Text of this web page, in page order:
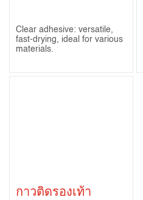
Clear adhesive: versatile,
fast-drying, ideal for various
materials.
กาวติดรองเท้า